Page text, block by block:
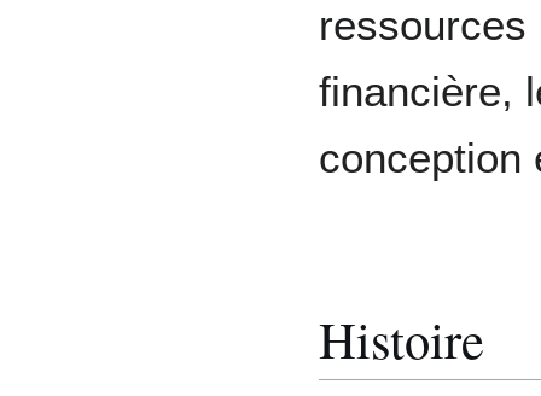
ressources
financière,
conception
Histoire